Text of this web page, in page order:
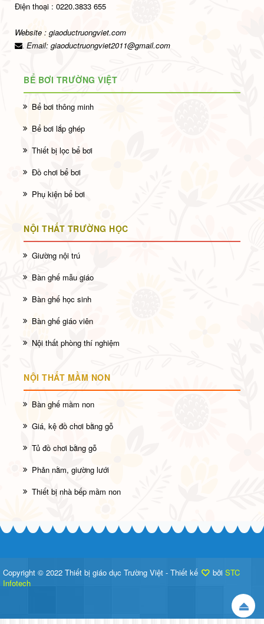
Điện thoại : 0220.3833 655
Website : giaoductruongviet.com
Email: giaoductruongviet2011@gmail.com
BỂ BƠI TRƯỜNG VIỆT
Bể bơi thông minh
Bể bơi lắp ghép
Thiết bị lọc bể bơi
Đồ chơi bể bơi
Phụ kiện bể bơi
NỘI THẤT TRƯỜNG HỌC
Giường nội trú
Bàn ghế mẫu giáo
Bàn ghế học sinh
Bàn ghế giáo viên
Nội thất phòng thí nghiệm
NỘI THẤT MẦM NON
Bàn ghế mầm non
Giá, kệ đồ chơi bằng gỗ
Tủ đồ chơi bằng gỗ
Phản nằm, giường lưới
Thiết bị nhà bếp mầm non
Copyright © 2022 Thiết bị giáo dục Trường Việt - Thiết kế bởi STC
Infotech